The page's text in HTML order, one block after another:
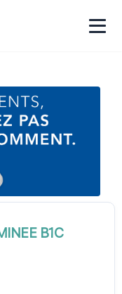
B1C